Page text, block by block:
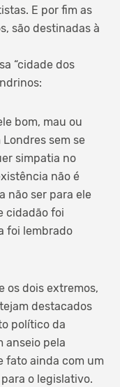
E por fim as
são destinadas à
“cidade dos
bom, mau ou
sem se
simpatia no
não é
não ser para ele
cidadão foi
foi lembrado
os dois extremos,
destacados
político da
anseio pela
fato ainda com um
o legislativo.